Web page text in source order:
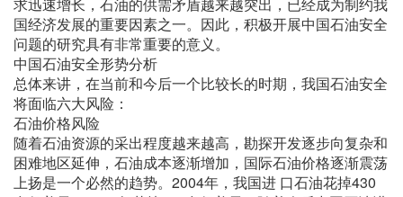
求迅速增长，石油的供需矛盾越来越突出，已经成为制约我
国经济发展的重要因素之一。因此，积极开展中国石油安全
问题的研究具有非常重要的意义。
中国石油安全形势分析
总体来讲，在当前和今后一个比较长的时期，我国石油安全
将面临六大风险：
石油价格风险
随着石油资源的采出程度越来越高，勘探开发逐步向复杂和
困难地区延伸，石油成本逐渐增加，国际石油价格逐渐震荡
上扬是一个必然的趋势。2004年，我国进 口石油花掉430